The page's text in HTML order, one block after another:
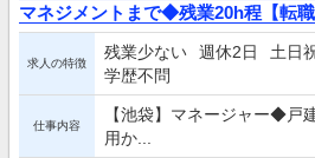
マネジメントまで◆残業20h程【転職
求人の特徴
残業少ない 週休2日 土日
学歴不問
仕事内容
【池袋】マネージャー◆戸
用か...